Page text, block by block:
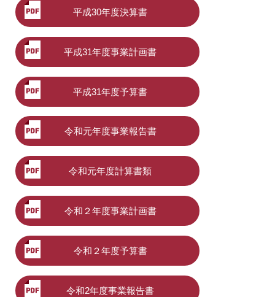
平成30年度決算書
平成31年度事業計画書
平成31年度予算書
令和元年度事業報告書
令和元年度計算書類
令和２年度事業計画書
令和２年度予算書
令和2年度事業報告書